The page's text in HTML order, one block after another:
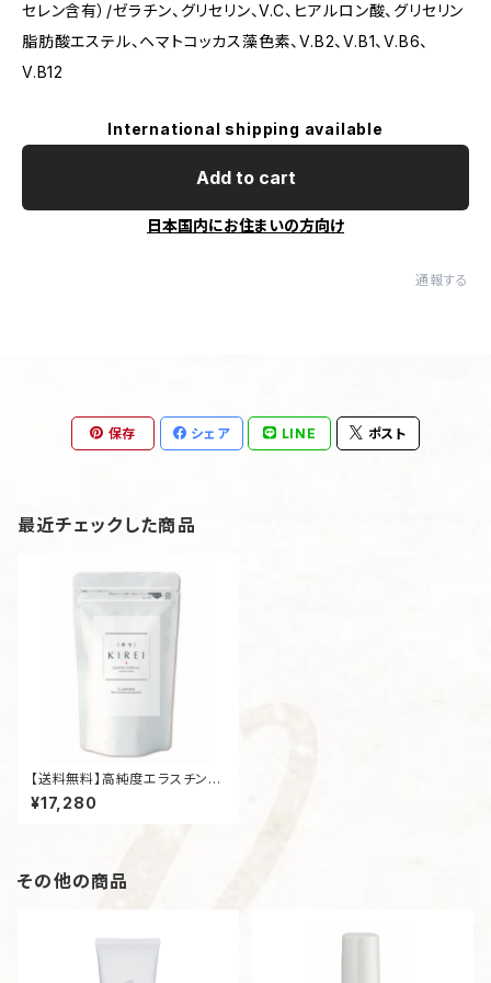
セレン含有）/ゼラチン、グリセリン、V.C、ヒアルロン酸、グリセリン
脂肪酸エステル、ヘマトコッカス藻色素、V.B2、V.B1、V.B6、
V.B12
International shipping available
Add to cart
日本国内にお住まいの方向け
通報する
保存 シェア LINE ポスト
最近チェックした商品
【送料無料】高純度エラスチンカ
プセル１袋（100粒）
¥17,280
その他の商品